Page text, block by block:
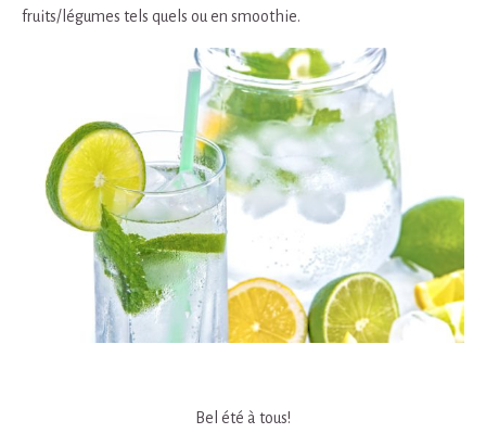
fruits/légumes tels quels ou en smoothie.
Bel été à tous!